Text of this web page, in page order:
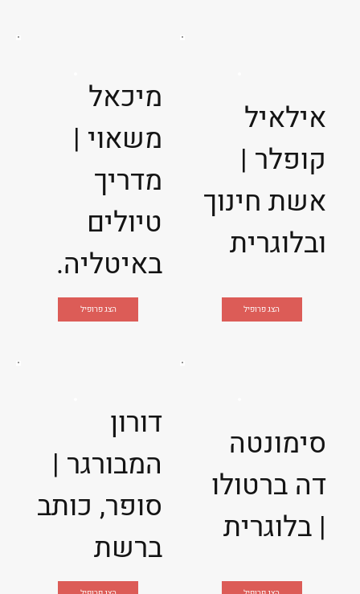
מיכאל
משאוי |
מדריך
טיולים
באיטליה.
הצג פרופיל
אילאיל
קופלר |
אשת חינוך
ובלוגרית
הצג פרופיל
דורון
המבורגר |
סופר, כותב
ברשת
סימונטה
דה ברטולו
| בלוגרית